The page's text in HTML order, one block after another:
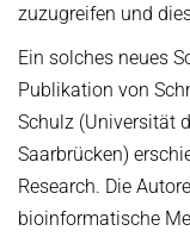
zuzugreifen und
Ein solches neues
Publikation von
Schulz (Universität
Saarbrücken)
Research. Die
bioinformatische